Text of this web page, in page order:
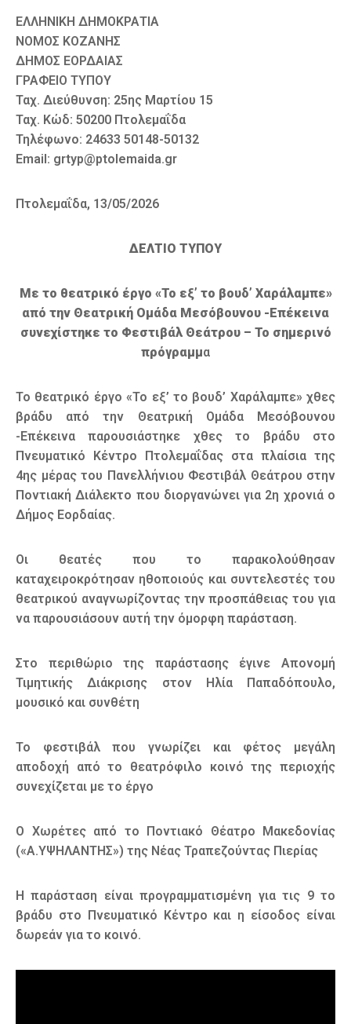
ΕΛΛΗΝΙΚΗ ΔΗΜΟΚΡΑΤΙΑ
ΝΟΜΟΣ ΚΟΖΑΝΗΣ
ΔΗΜΟΣ ΕΟΡΔΑΙΑΣ
ΓΡΑΦΕΙΟ ΤΥΠΟΥ
Ταχ. Διεύθυνση: 25ης Μαρτίου 15
Ταχ. Κώδ: 50200 Πτολεμαΐδα
Τηλέφωνο: 24633 50148-50132
Email: grtyp@ptolemaida.gr
Πτολεμαΐδα, 13/05/2026
ΔΕΛΤΙΟ ΤΥΠΟΥ
Με το θεατρικό έργο «Το εξ’ το βουδ’ Χαράλαμπε»
από την Θεατρική Ομάδα Μεσόβουνου -Επέκεινα
συνεχίστηκε το Φεστιβάλ Θεάτρου – Το σημερινό
πρόγραμμα
Το θεατρικό έργο «Το εξ’ το βουδ’ Χαράλαμπε» χθες
βράδυ από την Θεατρική Ομάδα Μεσόβουνου
-Επέκεινα παρουσιάστηκε χθες το βράδυ στο
Πνευματικό Κέντρο Πτολεμαΐδας στα πλαίσια της
4ης μέρας του Πανελλήνιου Φεστιβάλ Θεάτρου στην
Ποντιακή Διάλεκτο που διοργανώνει για 2η χρονιά ο
Δήμος Εορδαίας.
Οι θεατές που το παρακολούθησαν
καταχειροκρότησαν ηθοποιούς και συντελεστές του
θεατρικού αναγνωρίζοντας την προσπάθειας του για
να παρουσιάσουν αυτή την όμορφη παράσταση.
Στο περιθώριο της παράστασης έγινε Απονομή
Τιμητικής Διάκρισης στον Ηλία Παπαδόπουλο,
μουσικό και συνθέτη
Το φεστιβάλ που γνωρίζει και φέτος μεγάλη
αποδοχή από το θεατρόφιλο κοινό της περιοχής
συνεχίζεται με το έργο
Ο Χωρέτες από το Ποντιακό Θέατρο Μακεδονίας
(«Α.ΥΨΗΛΑΝΤΗΣ») της Νέας Τραπεζούντας Πιερίας
Η παράσταση είναι προγραμματισμένη για τις 9 το
βράδυ στο Πνευματικό Κέντρο και η είσοδος είναι
δωρεάν για το κοινό.